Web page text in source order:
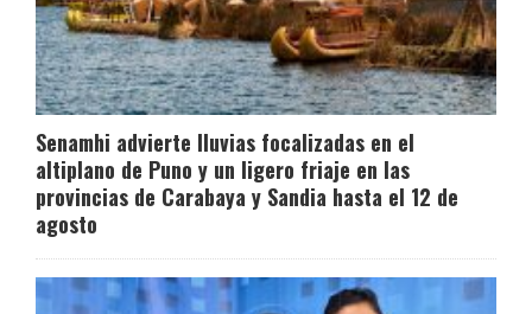
Senamhi advierte lluvias focalizadas en el
altiplano de Puno y un ligero friaje en las
provincias de Carabaya y Sandia hasta el 12 de
agosto